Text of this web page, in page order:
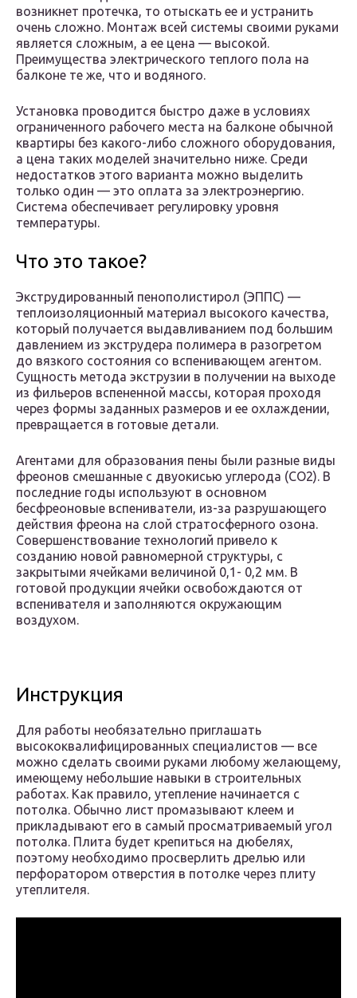
возникнет протечка, то отыскать ее и устранить
очень сложно. Монтаж всей системы своими руками
является сложным, а ее цена — высокой.
Преимущества электрического теплого пола на
балконе те же, что и водяного.
Установка проводится быстро даже в условиях
ограниченного рабочего места на балконе обычной
квартиры без какого-либо сложного оборудования,
а цена таких моделей значительно ниже. Среди
недостатков этого варианта можно выделить
только один — это оплата за электроэнергию.
Система обеспечивает регулировку уровня
температуры.
Что это такое?
Экструдированный пенополистирол (ЭППС) —
теплоизоляционный материал высокого качества,
который получается выдавливанием под большим
давлением из экструдера полимера в разогретом
до вязкого состояния со вспенивающем агентом.
Сущность метода экструзии в получении на выходе
из фильеров вспененной массы, которая проходя
через формы заданных размеров и ее охлаждении,
превращается в готовые детали.
Агентами для образования пены были разные виды
фреонов смешанные с двуокисью углерода (СО2). В
последние годы используют в основном
бесфреоновые вспениватели, из-за разрушающего
действия фреона на слой стратосферного озона.
Совершенствование технологий привело к
созданию новой равномерной структуры, с
закрытыми ячейками величиной 0,1- 0,2 мм. В
готовой продукции ячейки освобождаются от
вспенивателя и заполняются окружающим
воздухом.
Инструкция
Для работы необязательно приглашать
высококвалифицированных специалистов — все
можно сделать своими руками любому желающему,
имеющему небольшие навыки в строительных
работах. Как правило, утепление начинается с
потолка. Обычно лист промазывают клеем и
прикладывают его в самый просматриваемый угол
потолка. Плита будет крепиться на дюбелях,
поэтому необходимо просверлить дрелью или
перфоратором отверстия в потолке через плиту
утеплителя.